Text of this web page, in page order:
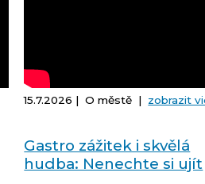
15.7.2026 | O městě | zobrazit
Gastro zážitek i skvělá
hudba: Nenechte si ujít